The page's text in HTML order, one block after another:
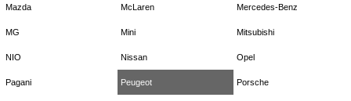
Mazda McLaren Mercedes-Benz
MG Mini Mitsubishi
NIO Nissan Opel
Pagani Peugeot Porsche